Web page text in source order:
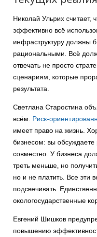
Николай Ульрих считает,
эффективно всё
инфраструктуру должны
рациональными. Всё
отвечать не просто
сценариям, которые
результата.
Светлана Старостина
всём. Риск-
имеет право на жизнь.
бизнесом: вы
совместно. У бизнеса
треть меньше, но
но и не платить. Все эти
подсвечивать.
окологосударственные
Евгений Шишков
повышению